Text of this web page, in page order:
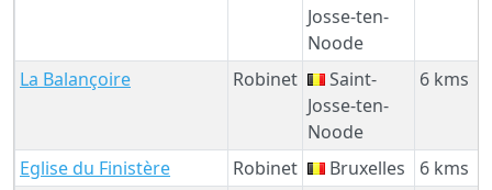
Josse-ten-
Noode
La Balançoire Robinet
Saint-
Josse-ten-
Noode
6 kms
Eglise du Finistère Robinet Bruxelles
6 kms